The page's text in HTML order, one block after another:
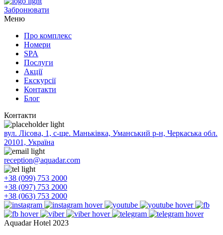
Забронювати
Меню
Про комплекс
Номери
SPA
Послуги
Акції
Екскурсії
Контакти
Блог
Контакти
вул. Лісова, 1, с-ще. Маньківка, Уманський р-н, Черкаська обл.
20101, Україна
reception@aquadar.com
+38 (099) 753 2000
+38 (097) 753 2000
+38 (063) 753 2000
Aquadar Hotel 2023